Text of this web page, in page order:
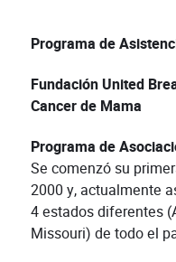
Programa de
Fundación United
Cancer de Mama
Programa de
Se comenzó su
2000 y, actualmente
4 estados diferentes
Missouri) de todo el